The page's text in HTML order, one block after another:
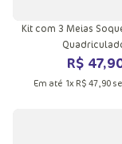
Kit com 3 Meias
R$ 47,
Em até 1x R$ 47,90